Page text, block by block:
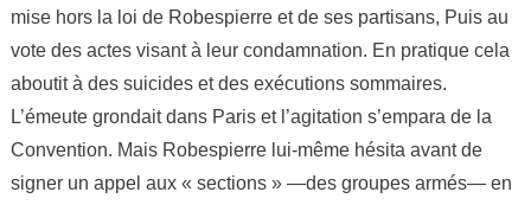
mise hors la loi de Robespierre et de ses partisans, Puis au
vote des actes visant à leur condamnation. En pratique cela
aboutit à des suicides et des exécutions sommaires.
L’émeute grondait dans Paris et l’agitation s’empara de la
Convention. Mais Robespierre lui-même hésita avant de
signer un appel aux « sections » —des groupes armés— en